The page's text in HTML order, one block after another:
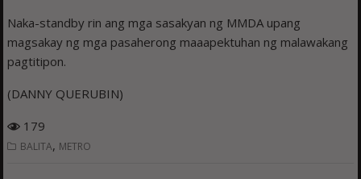
Naka-standby rin ang mga sasakyan ng MMDA upang
magsakay ng mga pasaherong maaapektuhan ng malawakang
pagtitipon.
(DANNY QUERUBIN)
179
BALITA, METRO